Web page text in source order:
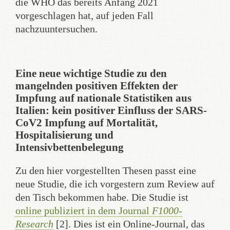
vorgeschlagen hat, auf jeden Fall
nachzuuntersuchen.
Eine neue wichtige Studie zu den
mangelnden positiven Effekten der
Impfung auf nationale Statistiken aus
Italien: kein positiver Einfluss der SARS-
CoV2 Impfung auf Mortalität,
Hospitalisierung und
Intensivbettenbelegung
Zu den hier vorgestellten Thesen passt eine
neue Studie, die ich vorgestern zum Review auf
den Tisch bekommen habe. Die Studie ist
online publiziert in dem Journal F1000-
Research [2]. Dies ist ein Online-Journal, das